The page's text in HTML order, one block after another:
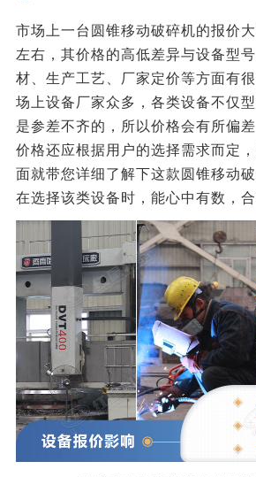
市场上一台圆锥移动破碎机的报价
左右，其价格的高低差异与设备型
材、生产工艺、厂家定价等方面有
场上设备厂家众多，各类设备不仅
是参差不齐的，所以价格会有所偏
价格还应根据用户的选择需求而定
面就带您详细了解下这款圆锥移动
在选择该类设备时，能心中有数，合